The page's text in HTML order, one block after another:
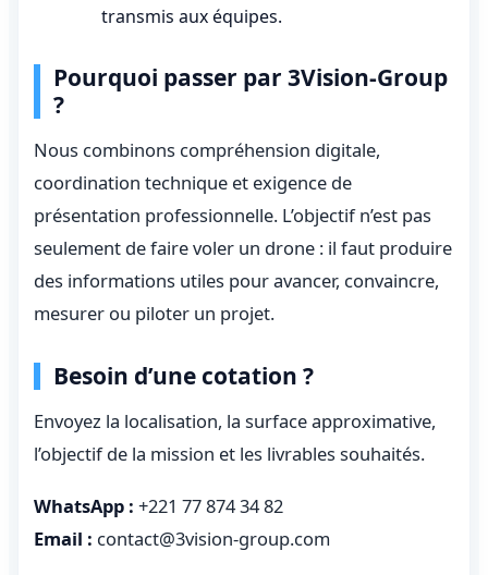
transmis aux équipes.
Pourquoi passer par 3Vision-Group
?
Nous combinons compréhension digitale,
coordination technique et exigence de
présentation professionnelle. L’objectif n’est pas
seulement de faire voler un drone : il faut produire
des informations utiles pour avancer, convaincre,
mesurer ou piloter un projet.
Besoin d’une cotation ?
Envoyez la localisation, la surface approximative,
l’objectif de la mission et les livrables souhaités.
WhatsApp : +221 77 874 34 82
Email : contact@3vision-group.com